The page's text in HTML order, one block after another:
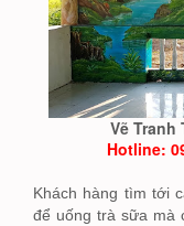
Vẽ Tranh
Hotline:
Khách hàng tìm tới
để uống trà sữa mà